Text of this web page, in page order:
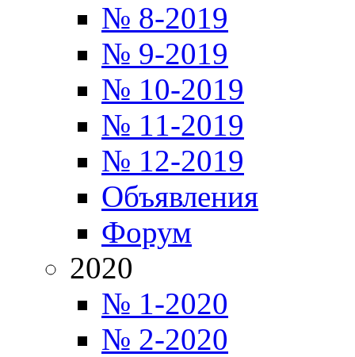
№ 8-2019
№ 9-2019
№ 10-2019
№ 11-2019
№ 12-2019
Объявления
Форум
2020
№ 1-2020
№ 2-2020